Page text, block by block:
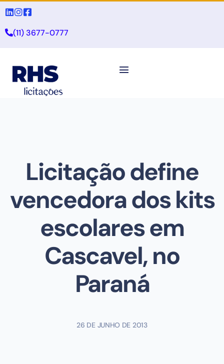
(11) 3677-0777
Licitação define
vencedora dos kits
escolares em
Cascavel, no
Paraná
26 DE JUNHO DE 2013